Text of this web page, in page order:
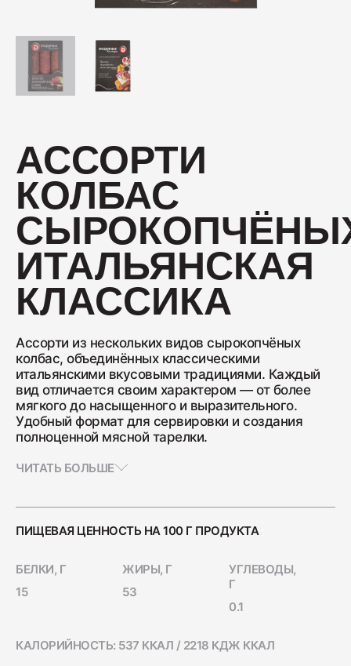
Колбаса с/к Коньячная
110
Нарезка Индейка варёно-копчёная
Колбаса сырокопчёная Сальчичон
260
Ветчина "Для тостов"
1700
Колбаса полукопчёная "Краковская"
400
Колбаса сырокопчёная "Зернистая"
АССОРТИ
КОЛБАС
ИТАЛЬЯНСКАЯ
КЛАССИКА
Ассорти из нескольких видов сырокопчёных
колбас, объединённых классическими
итальянскими вкусовыми традициями. Каждый
вид отличается своим характером — от более
мягкого до насыщенного и выразительного.
Удобный формат для сервировки и создания
полноценной мясной тарелки.
ЧИТАТЬ БОЛЬШЕ
ПИЩЕВАЯ ЦЕННОСТЬ НА 100 Г ПРОДУКТА
БЕЛКИ, Г
15
ЖИРЫ, Г
53
УГЛЕВОДЫ,
Г
0.1
КАЛОРИЙНОСТЬ: 537 ККАЛ / 2218 КДЖ ККАЛ